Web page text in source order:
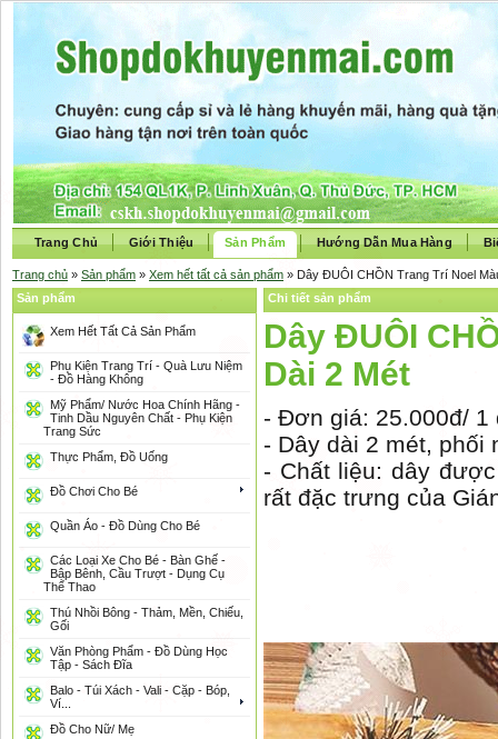
Trang Chủ Giới Thiệu Sản Phẩm Hướng Dẫn Mua Hàng
Trang chủ » Sản phẩm » Xem hết tất cả sản phẩm » Dây ĐUÔI CHỒN Trang Trí Noel
Chi tiết sản phẩm
Dây ĐUÔI
Dài 2 Mét
- Đơn giá: 25.000đ/ 1
- Dây dài 2 mét, phối
- Chất liệu: dây
rất đặc trưng của
Sản phẩm
Xem Hết Tất Cả Sản Phẩm
Phụ Kiện Trang Trí - Quà Lưu Niệm
- Đồ Hàng Không
Mỹ Phẩm/ Nước Hoa Chính Hãng -
Tinh Dầu Nguyên Chất - Phụ Kiện
Trang Sức
Thực Phẩm, Đồ Uống
Đồ Chơi Cho Bé
Quần Áo - Đồ Dùng Cho Bé
Các Loại Xe Cho Bé - Bàn Ghế -
Bập Bênh, Cầu Trượt - Dụng Cụ
Thể Thao
Thú Nhồi Bông - Thảm, Mền, Chiếu,
Gối
Văn Phòng Phẩm - Đồ Dùng Học
Tập - Sách Đĩa
Balo - Túi Xách - Vali - Cặp - Bóp,
Ví...
Đồ Cho Nữ/ Mẹ